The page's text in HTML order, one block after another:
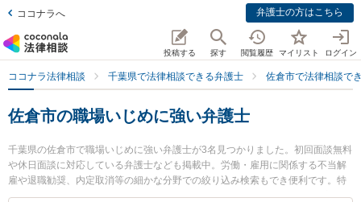
ココナラへ 弁護士の方はこちら
投稿する 探す 閲覧履歴 マイリスト ログイン
ココナラ法律相談 千葉県で法律相談できる弁護士 佐倉市で法律相談で
佐倉市の職場いじめに強い弁護士
千葉県の佐倉市で職場いじめに強い弁護士が3名見つかりました。初回面談無料
や休日面談に対応している弁護士なども掲載中。労働・雇用に関係する不当解
雇や退職勧奨、内定取消等の細かな分野での絞り込み検索もでき便利です。特
にとげぬき法律事務所の寺岡 拓也弁護士や中村・柴田法律事務所の柴田 亮太弁